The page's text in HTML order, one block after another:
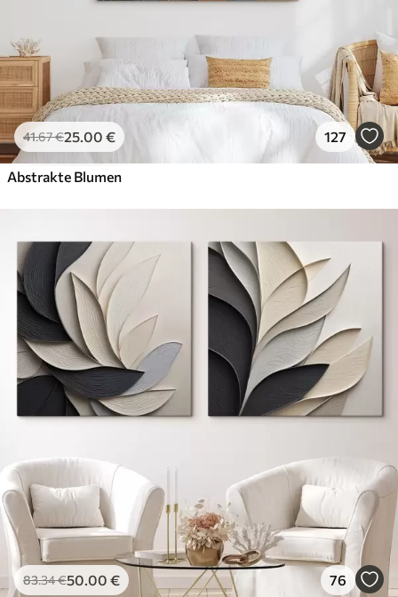
41.67€25.00 € 127
Abstrakte Blumen
83.34€50.00 € 76